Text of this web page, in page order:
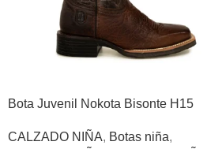
Bota Juvenil Nokota Bisonte H15
CALZADO NIÑA, Botas niña,